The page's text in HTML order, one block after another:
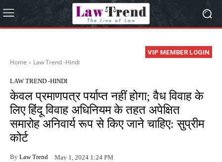
VIP MEMBER LOGIN
Home Law Trend -Hindi
LAW TREND -HINDI
केवल प्रमाणपत्र पर्याप्त नहीं होगा; वैध विवाह के
लिए हिंदू विवाह अधिनियम के तहत अपेक्षित
समारोह अनिवार्य रूप से किए जाने चाहिए: सुप्रीम
कोर्ट
By Law Trend May 1, 2024 1:24 PM